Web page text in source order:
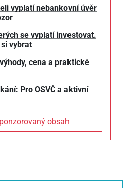
vyplatí nebankovní úvěr
se vyplatí investovat.
vybrat
cena a praktické
Pro OSVČ a aktivní
obsah